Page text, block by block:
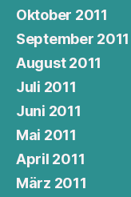
Oktober 2011
September 2011
August 2011
Juli 2011
Juni 2011
Mai 2011
April 2011
März 2011